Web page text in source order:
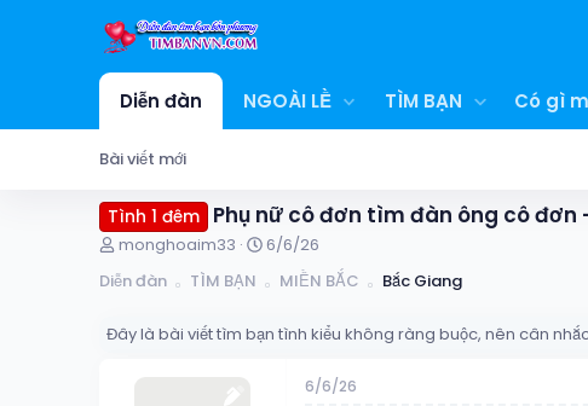
Diễn đàn NGOÀI LỀ TÌM BẠN Có gì
Bài viết mới
Tình 1 đêm Phụ nữ cô đơn tìm đàn ông cô đơn
T
r
a
monghoaim33
N
à
g
6/6/26
Diễn đàn
TÌM BẠN MIỀN BẮC Bắc Giang
Đây là bài viết tìm bạn tình kiểu không ràng buộc, nên cân
6/6/26